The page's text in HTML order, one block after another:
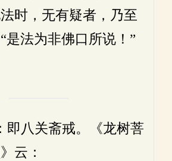
时，无有疑者，乃至
是法为非佛口所说！”
即八关斋戒。《龙树菩
云：